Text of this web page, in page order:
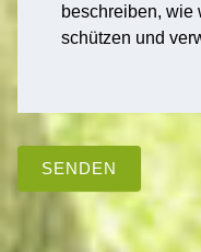
beschreiben, wie
schützen und
SENDEN